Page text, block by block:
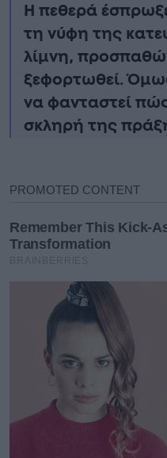
Η πεθερά
τη νύφη της
λίμνη,
ξεφορτωθεί.
να φανταστεί
σκληρή της